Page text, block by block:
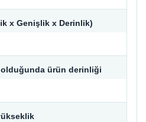
x Genişlik x Derinlik)
olduğunda ürün derinliği